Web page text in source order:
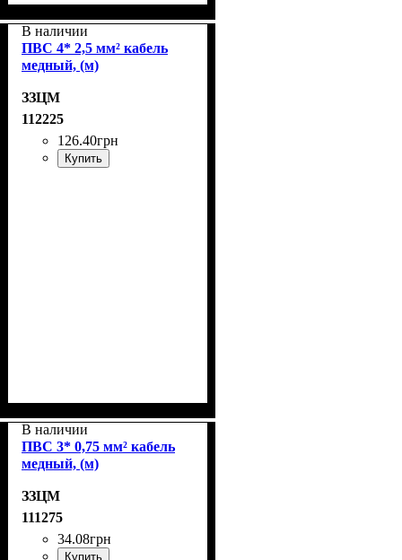
В наличии
ПВС 4* 2,5 мм² кабель
медный, (м)
ЗЗЦМ
112225
126.40грн
Купить
В наличии
ПВС 3* 0,75 мм² кабель
медный, (м)
ЗЗЦМ
111275
34.08грн
Купить